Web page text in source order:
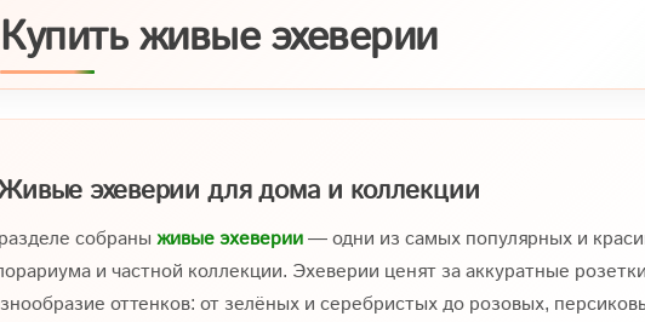
Купить живые эхеверии
эхеверии для дома и коллекции
собраны живые эхеверии — одни из самых популярных и
и частной коллекции. Эхеверии ценят за аккуратные
оттенков: от зелёных и серебристых до розовых,